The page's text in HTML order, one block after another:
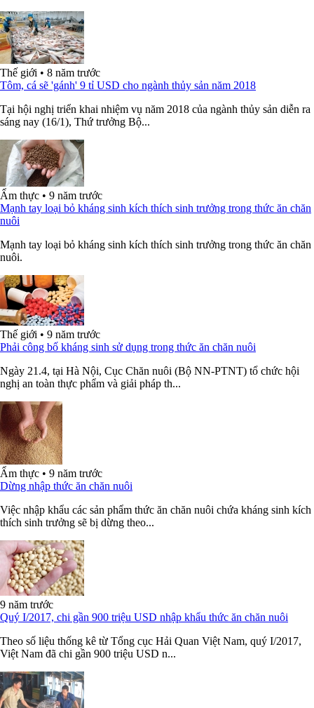
Thế giới • 8 năm trước
Tôm, cá sẽ 'gánh' 9 tỉ USD cho ngành thủy sản năm 2018
Tại hội nghị triển khai nhiệm vụ năm 2018 của ngành thủy sản diễn ra
sáng nay (16/1), Thứ trưởng Bộ...
Ẩm thực • 9 năm trước
Mạnh tay loại bỏ kháng sinh kích thích sinh trưởng trong thức ăn chăn
nuôi
Mạnh tay loại bỏ kháng sinh kích thích sinh trưởng trong thức ăn chăn
nuôi.
Thế giới • 9 năm trước
Phải công bố kháng sinh sử dụng trong thức ăn chăn nuôi
Ngày 21.4, tại Hà Nội, Cục Chăn nuôi (Bộ NN-PTNT) tổ chức hội
nghị an toàn thực phẩm và giải pháp th...
Ẩm thực • 9 năm trước
Dừng nhập thức ăn chăn nuôi
Việc nhập khẩu các sản phẩm thức ăn chăn nuôi chứa kháng sinh kích
thích sinh trưởng sẽ bị dừng theo...
9 năm trước
Quý I/2017, chi gần 900 triệu USD nhập khẩu thức ăn chăn nuôi
Theo số liệu thống kê từ Tổng cục Hải Quan Việt Nam, quý I/2017,
Việt Nam đã chi gần 900 triệu USD n...